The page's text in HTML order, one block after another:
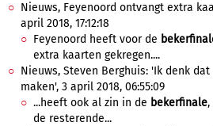
Nieuws, Feyenoord ontvangt extra
april 2018, 17:12:18
Feyenoord heeft voor de
extra kaarten gekregen....
Nieuws, Steven Berghuis: 'Ik denk
maken', 3 april 2018, 06:55:09
...heeft ook al zin in de bekerfinale,
de resterende...